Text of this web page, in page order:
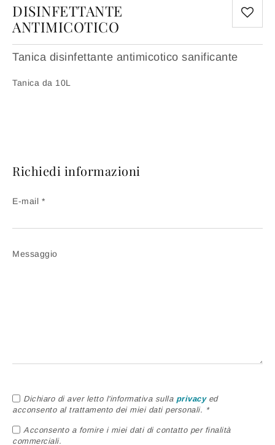
DISINFETTANTE
ANTIMICOTICO
Tanica disinfettante antimicotico sanificante
Tanica da 10L
Richiedi informazioni
E-mail *
Messaggio
Dichiaro di aver letto l'informativa sulla privacyed
acconsento al trattamento dei miei dati personali. *
Acconsento a fornire i miei dati di contatto per finalità
commerciali.